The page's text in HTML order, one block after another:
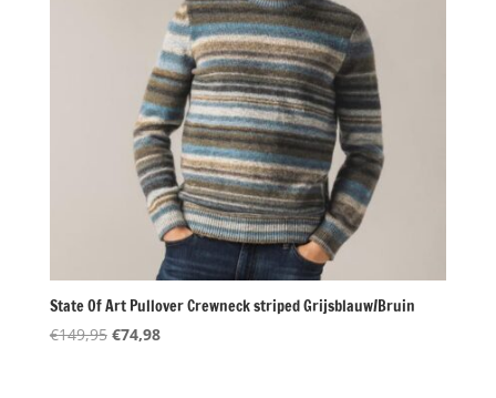
State Of Art Pullover Crewneck striped Grijsblauw/Bruin
€149,95 Oorspronkelijke
€74,98Huidige